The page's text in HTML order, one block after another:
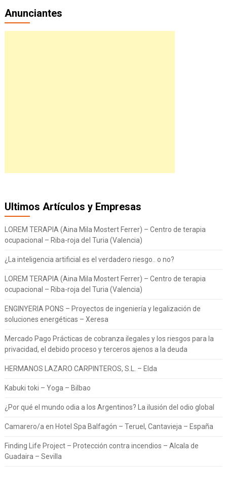
Anunciantes
Ultimos Artículos y Empresas
LOREM TERAPIA (Aina Mila Mostert Ferrer) – Centro de terapia
ocupacional – Riba-roja del Turia (Valencia)
¿La inteligencia artificial es el verdadero riesgo.. o no?
LOREM TERAPIA (Aina Mila Mostert Ferrer) – Centro de terapia
ocupacional – Riba-roja del Turia (Valencia)
ENGINYERIA PONS – Proyectos de ingeniería y legalización de
soluciones energéticas – Xeresa
Mercado Pago Prácticas de cobranza ilegales y los riesgos para la
privacidad, el debido proceso y terceros ajenos a la deuda
HERMANOS LAZARO CARPINTEROS, S.L. – Elda
Kabuki toki – Yoga – Bilbao
¿Por qué el mundo odia a los Argentinos? La ilusión del odio global
Camarero/a en Hotel Spa Balfagón – Teruel, Cantavieja – España
Finding Life Project – Protección contra incendios – Alcala de
Guadaira – Sevilla